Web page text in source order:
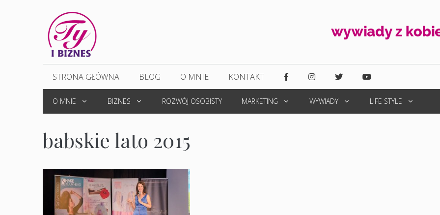
STRONA GŁÓWNA BLOG O MNIE KONTAKT
O MNIE BIZNES ROZWÓJ OSOBISTY MARKETING WYWIADY LIFE STYLE
babskie lato 2015